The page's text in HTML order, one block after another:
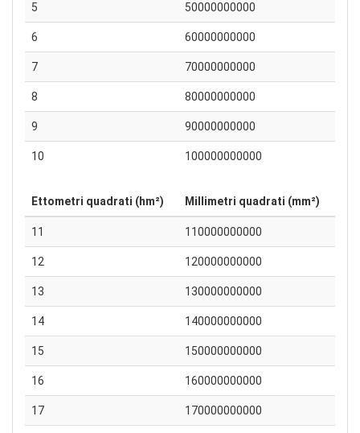
5 50000000000
6 60000000000
7 70000000000
8 80000000000
9 90000000000
10 100000000000
Ettometri quadrati (hm²) Millimetri quadrati (mm²)
11 110000000000
12 120000000000
13 130000000000
14 140000000000
15 150000000000
16 160000000000
17 170000000000